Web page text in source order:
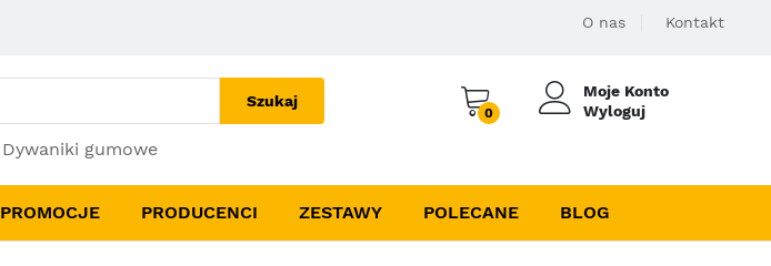
O nas Kontakt
Szukaj
Dywaniki gumowe
0
Moje Konto
Wyloguj
PROMOCJE PRODUCENCI ZESTAWY POLECANE BLOG